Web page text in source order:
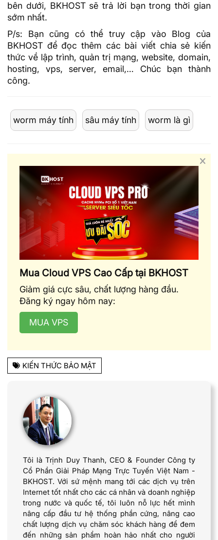
bên dưới, BKHOST sẽ trả lời bạn trong thời gian
sớm nhất.
P/s: Bạn cũng có thể truy cập vào Blog của
BKHOST để đọc thêm các bài viết chia sẻ kiến
thức về lập trình, quản trị mạng, website, domain,
hosting, vps, server, email,… Chúc bạn thành
công.
worm máy tính sâu máy tính worm là gì
Mua Cloud VPS Cao Cấp tại BKHOST
Giảm giá cực sâu, chất lượng hàng đầu.
Đăng ký ngay hôm nay:
MUA VPS
KIẾN THỨC BẢO MẬT
Tôi là Trịnh Duy Thanh, CEO & Founder Công ty
Cổ Phần Giải Pháp Mạng Trực Tuyến Việt Nam -
BKHOST. Với sứ mệnh mang tới các dịch vụ trên
Internet tốt nhất cho các cá nhân và doanh nghiệp
trong nước và quốc tế, tôi luôn nỗ lực hết mình
nâng cấp đầu tư hệ thống phần cứng, nâng cao
chất lượng dịch vụ chăm sóc khách hàng để đem
đến những sản phẩm hoàn hảo nhất cho người